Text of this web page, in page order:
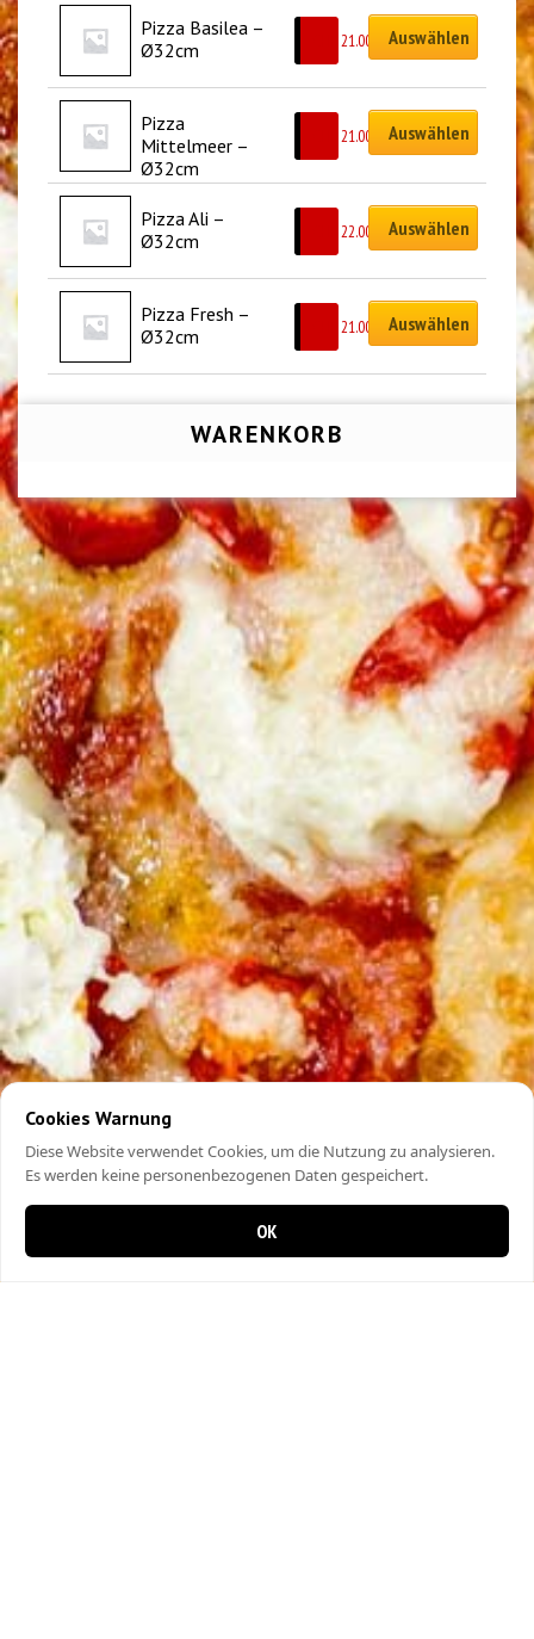
Pizza Basilea –
Ø32cm
21.00 Auswählen
Pizza
Mittelmeer –
Ø32cm
21.00 Auswählen
Pizza Ali –
Ø32cm
22.00 Auswählen
Pizza Fresh –
Ø32cm
21.00 Auswählen
WARENKORB
Cookies Warnung
Diese Website verwendet Cookies, um die Nutzung zu analysieren.
Es werden keine personenbezogenen Daten gespeichert.
OK